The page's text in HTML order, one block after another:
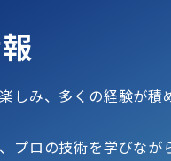
しみ、多くの経験が
プロの技術を学びな